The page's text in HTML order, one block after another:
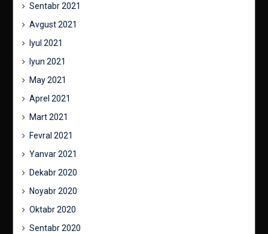
Sentabr 2021
Avgust 2021
Iyul 2021
Iyun 2021
May 2021
Aprel 2021
Mart 2021
Fevral 2021
Yanvar 2021
Dekabr 2020
Noyabr 2020
Oktabr 2020
Sentabr 2020